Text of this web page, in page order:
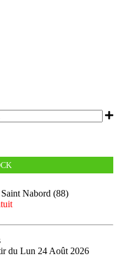
Nabord (88)
du Lun 24 Août 2026